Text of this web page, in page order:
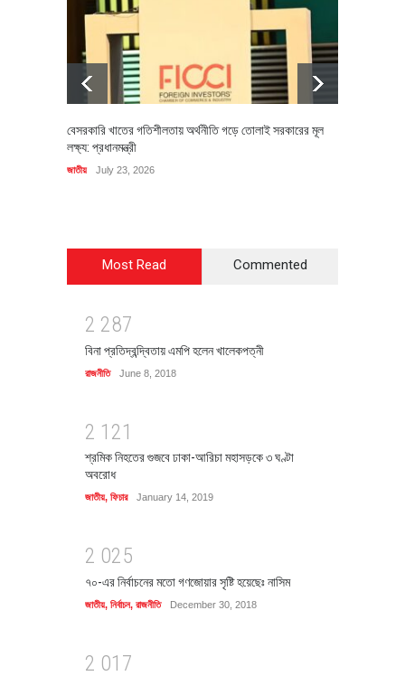
বেসরকারি খাতের গতিশীলতায় অর্থনীতি গড়ে তোলাই সরকারের মূল
লক্ষ্য: প্রধানমন্ত্রী
জাতীয় July 23, 2026
Most Read Commented
2 287
বিনা প্রতিদ্বন্দ্বিতায় এমপি হলেন খালেকপত্নী
রাজনীতি June 8, 2018
2 1 21
শ্রমিক নিহতের গুজবে ঢাকা-আরিচা মহাসড়কে ৩ ঘণ্টা
অবরোধ
জাতীয়, ফিচার January 14, 2019
2 025
৭০-এর নির্বাচনের মতো গণজোয়ার সৃষ্টি হয়েছেঃ নাসিম
জাতীয়, নির্বাচন, রাজনীতি December 30, 2018
2 01 7